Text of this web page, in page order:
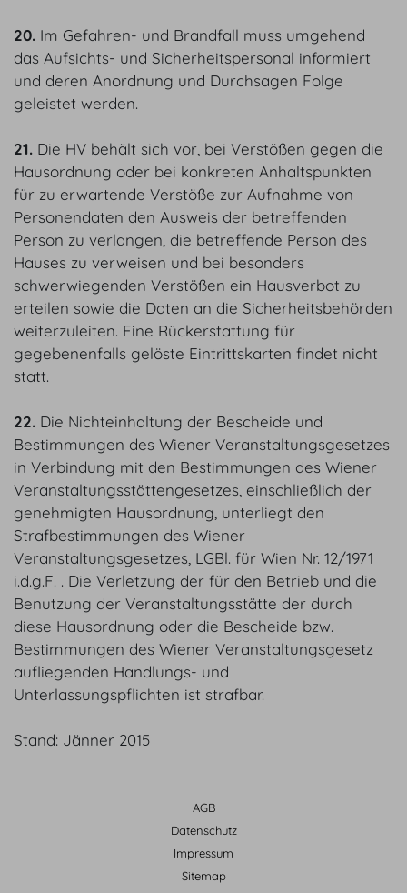
20. Im Gefahren- und Brandfall muss umgehend
das Aufsichts- und Sicherheitspersonal informiert
und deren Anordnung und Durchsagen Folge
geleistet werden.
21. Die HV behält sich vor, bei Verstößen gegen die
Hausordnung oder bei konkreten Anhaltspunkten
für zu erwartende Verstöße zur Aufnahme von
Personendaten den Ausweis der betreffenden
Person zu verlangen, die betreffende Person des
Hauses zu verweisen und bei besonders
schwerwiegenden Verstößen ein Hausverbot zu
erteilen sowie die Daten an die Sicherheitsbehörden
weiterzuleiten. Eine Rückerstattung für
gegebenenfalls gelöste Eintrittskarten findet nicht
statt.
22. Die Nichteinhaltung der Bescheide und
Bestimmungen des Wiener Veranstaltungsgesetzes
in Verbindung mit den Bestimmungen des Wiener
Veranstaltungsstättengesetzes, einschließlich der
genehmigten Hausordnung, unterliegt den
Strafbestimmungen des Wiener
Veranstaltungsgesetzes, LGBl. für Wien Nr. 12/1971
i.d.g.F. . Die Verletzung der für den Betrieb und die
Benutzung der Veranstaltungsstätte der durch
diese Hausordnung oder die Bescheide bzw.
Bestimmungen des Wiener Veranstaltungsgesetz
aufliegenden Handlungs- und
Unterlassungspflichten ist strafbar.
Stand: Jänner 2015
AGB
Datenschutz
Impressum
Sitemap